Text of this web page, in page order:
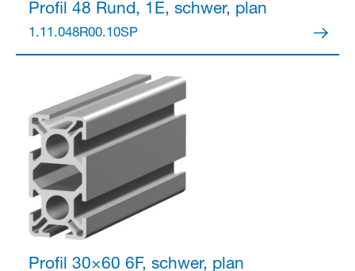
Profil 48 Rund, 1E, schwer, plan
1.11.048R00.10SP
Profil 30×60 6F, schwer, plan